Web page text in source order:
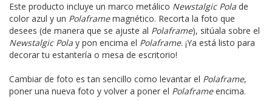
Este producto incluye un marco metálico Newstalgic Pola de
color azul y un Polaframemagnético. Recorta la foto que
desees (de manera que se ajuste al Polaframe), sitúala sobre el
Newstalgic Pola y pon encima el Polaframe. ¡Ya está listo para
decorar tu estantería o mesa de escritorio!
Cambiar de foto es tan sencillo como levantar el Polaframe,
poner una nueva foto y volver a poner el Polaframeencima.